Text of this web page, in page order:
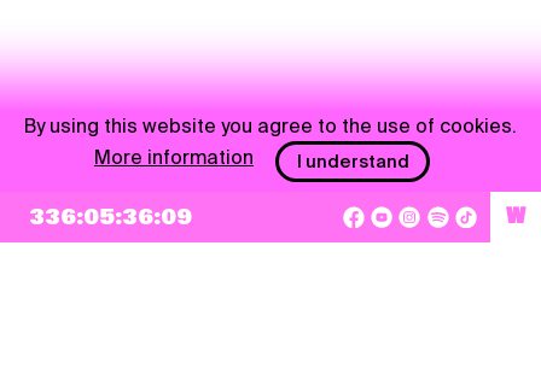
336:05:36:09 W
By using this website you agree to the use of cookies.
More information
I understand